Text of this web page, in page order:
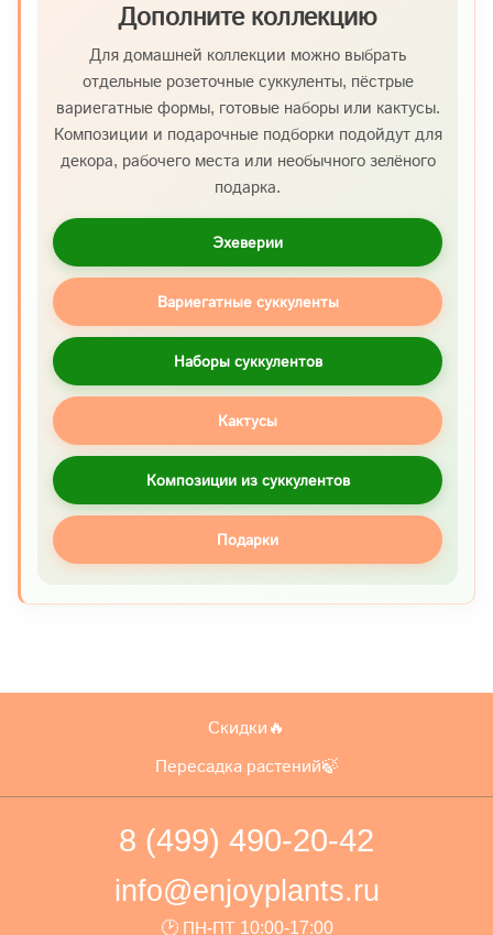
Дополните коллекцию
Для домашней коллекции можно выбрать
отдельные розеточные суккуленты, пёстрые
вариегатные формы, готовые наборы или кактусы.
Композиции и подарочные подборки подойдут для
декора, рабочего места или необычного зелёного
подарка.
Эхеверии
Вариегатные суккуленты
Наборы суккулентов
Кактусы
Композиции из суккулентов
Подарки
Скидки🔥
Пересадка растений🍃
8 (499) 490-20-42
info@enjoyplants.ru
🕑 ПН-ПТ 10:00-17:00